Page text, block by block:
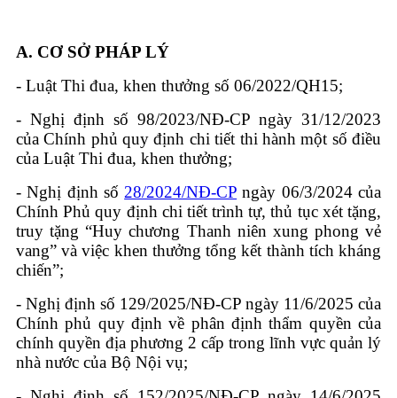
A. CƠ SỞ PHÁP LÝ
- Luật Thi đua, khen thưởng số 06/2022/QH15;
- Nghị định số 98/2023/NĐ-CP ngày 31/12/2023
của Chính phủquy định chi tiết thi hành một số điều
của Luật Thi đua, khen thưởng;
- Nghị định số 28/2024/NĐ-CP ngày 06/3/2024 của
Chính Phủ quy định chi tiết trình tự, thủ tục xét tặng,
truy tặng “Huy chương Thanh niên xung phong vẻ
vang” và việc khen thưởng tổng kết thành tích kháng
chiến”;
- Nghị định số 129/2025/NĐ-CP ngày 11/6/2025 của
Chính phủ quy định về phân định thẩm quyền của
chính quyền địa phương 2 cấp trong lĩnh vực quản lý
nhà nước của Bộ Nội vụ;